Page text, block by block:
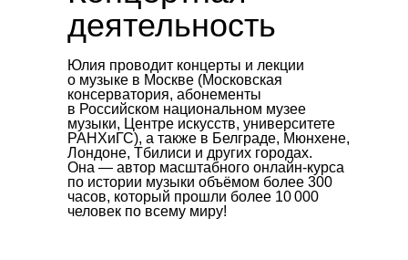
деятельность
Юлия проводит концерты и лекции
о музыке в Москве (Московская
консерватория, абонементы
в Российском национальном музее
музыки, Центре искусств, университете
РАНХиГС), а также в Белграде, Мюнхене,
Лондоне, Тбилиси и других городах.
Она — автор масштабного онлайн-курса
по истории музыки объёмом более 300
часов, который прошли более 10 000
человек по всему миру!